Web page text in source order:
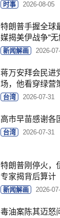
时事 2026-08-05
特朗普手握全球
媒揭美伊战争“
新闻解画 2026-
蒋万安拜会民进
场，他看穿绿营
台湾 2026-07-31
高市早苗感谢各
台湾 2026-07-31
特朗普刚停火，
专家揭背后算计
新闻解画 2026-
毒油案陈其迈怒